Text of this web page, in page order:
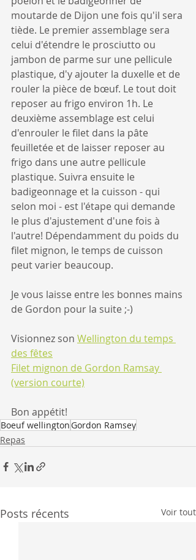
moutarde de Dijon une fois qu'il sera
tiède. Le premier assemblage sera
celui d'étendre le prosciutto ou
jambon de parme sur une pellicule
plastique, d'y ajouter la duxelle et de
rouler la pièce de bœuf. Le tout doit
reposer au frigo environ 1h. Le
deuxième assemblage est celui
d'enrouler le filet dans la pâte
feuilletée et de laisser reposer au
frigo dans une autre pellicule
plastique. Suivra ensuite le
badigeonnage et la cuisson - qui
selon moi - est l'étape qui demande
le plus d'ajustement d'une fois à
l'autre! Dépendamment du poids du
filet mignon, le temps de cuisson
peut varier beaucoup.
Je vous laisse entre les bonnes mains
de Gordon pour la suite ;-)
Visionnez son Wellington du temps
des fêtes
Filet mignon de Gordon Ramsay
(version courte)
Bon appétit!
Boeuf wellingtonGordon Ramsey
Repas
Posts récents Voir tout